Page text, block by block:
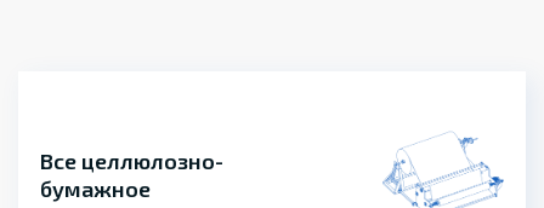
Все целлюлозно-
бумажное